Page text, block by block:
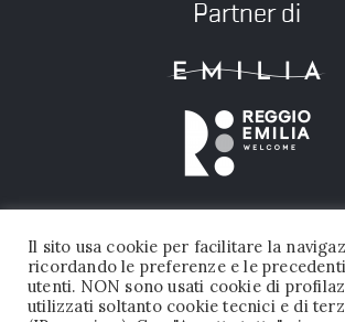
Partner di
Il sito usa cookie per facilitare la
ricordando le preferenze e le
utenti. NON sono usati cookie di
utilizzati soltanto cookie tecnici e di